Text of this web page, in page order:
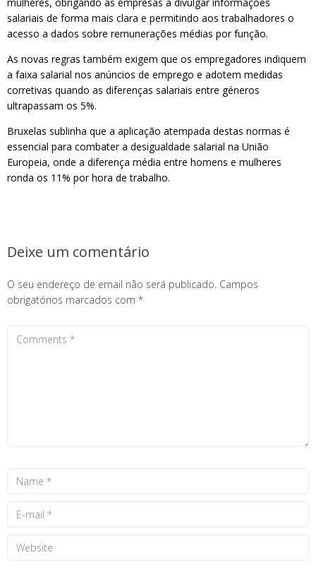
salariais de forma mais clara e permitindo aos trabalhadores o
acesso a dados sobre remunerações médias por função.
As novas regras também exigem que os empregadores indiquem
a faixa salarial nos anúncios de emprego e adotem medidas
corretivas quando as diferenças salariais entre géneros
ultrapassam os 5%.
Bruxelas sublinha que a aplicação atempada destas normas é
essencial para combater a desigualdade salarial na União
Europeia, onde a diferença média entre homens e mulheres
ronda os 11% por hora de trabalho.
Deixe um comentário
O seu endereço de email não será publicado. Campos
obrigatórios marcados com *